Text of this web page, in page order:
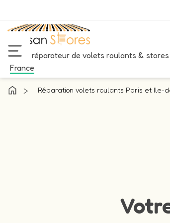
Votre réparateur de volets roulants & stores
France
> Réparation volets roulants Paris et Ile-